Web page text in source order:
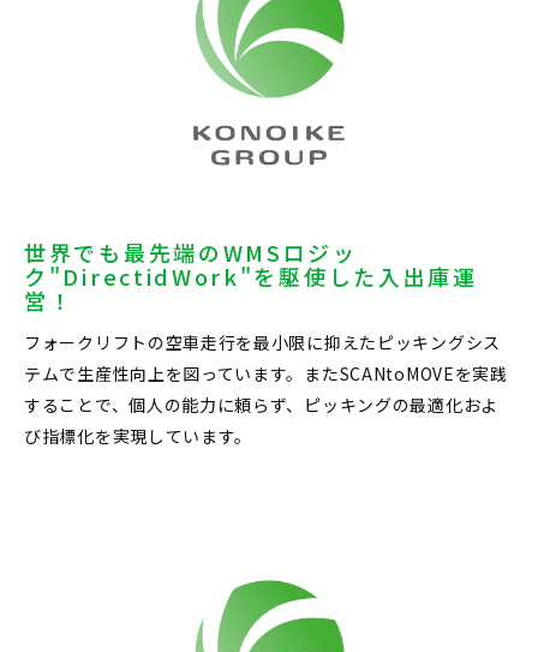
世界でも最先端のWMSロジッ
ク"DirectidWork"を駆使した入出庫運
営！
フォークリフトの空車走行を最小限に抑えたピッキングシス
テムで生産性向上を図っています。またSCANtoMOVEを実践
することで、個人の能力に頼らず、ピッキングの最適化およ
び指標化を実現しています。